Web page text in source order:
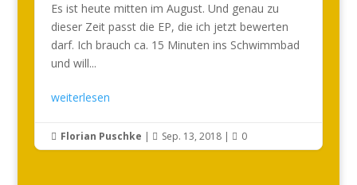
Es ist heute mitten im August. Und genau zu
dieser Zeit passt die EP, die ich jetzt bewerten
darf. Ich brauch ca. 15 Minuten ins Schwimmbad
und will...
weiterlesen
 Florian Puschke |  Sep. 13, 2018|  0